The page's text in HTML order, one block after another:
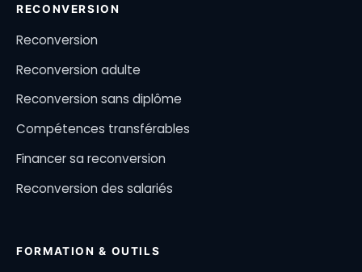
RECONVERSION
Reconversion
Reconversion adulte
Reconversion sans diplôme
Compétences transférables
Financer sa reconversion
Reconversion des salariés
FORMATION & OUTILS